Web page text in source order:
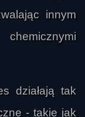
innym
działają tak
- takie jak